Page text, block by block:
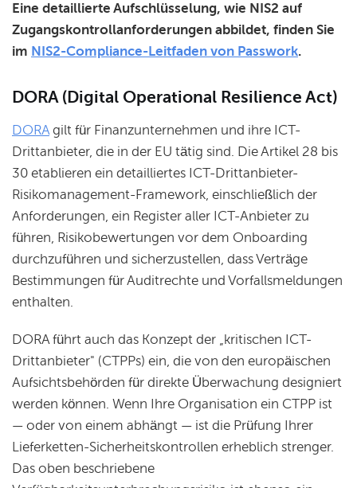
Eine detaillierte Aufschlüsselung, wie NIS2 auf
Zugangskontrollanforderungen abbildet, finden Sie
im NIS2-Compliance-Leitfaden von Passwork.
DORA (Digital Operational Resilience Act)
DORAgilt für Finanzunternehmen und ihre ICT-
Drittanbieter, die in der EU tätig sind. Die Artikel 28 bis
30 etablieren ein detailliertes ICT-Drittanbieter-
Risikomanagement-Framework, einschließlich der
Anforderungen, ein Register aller ICT-Anbieter zu
führen, Risikobewertungen vor dem Onboarding
durchzuführen und sicherzustellen, dass Verträge
Bestimmungen für Auditrechte und Vorfallsmeldungen
enthalten.
DORA führt auch das Konzept der „kritischen ICT-
Drittanbieter" (CTPPs) ein, die von den europäischen
Aufsichtsbehörden für direkte Überwachung designiert
werden können. Wenn Ihre Organisation ein CTPP ist
— oder von einem abhängt — ist die Prüfung Ihrer
Lieferketten-Sicherheitskontrollen erheblich strenger.
Das oben beschriebene